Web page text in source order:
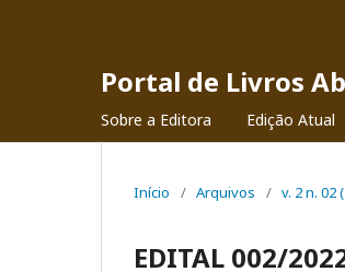
Portal de Livros
Sobre a Editora Edição Atual
Início / Arquivos / v. 2 n. 02
EDITAL 002/